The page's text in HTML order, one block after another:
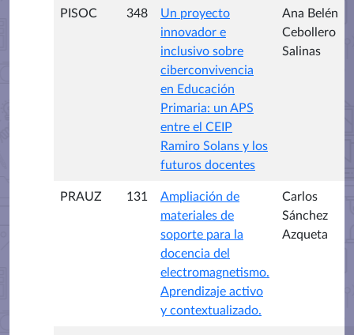
PISOC 348
Un proyecto
innovador e
inclusivo sobre
ciberconvivencia
en Educación
Primaria: un APS
entre el CEIP
Ramiro Solans y los
futuros docentes
Ana Belén
Cebollero
Salinas
PRAUZ 131
Ampliación de
materiales de
soporte para la
docencia del
electromagnetismo.
Aprendizaje activo
y contextualizado.
Carlos
Sánchez
Azqueta